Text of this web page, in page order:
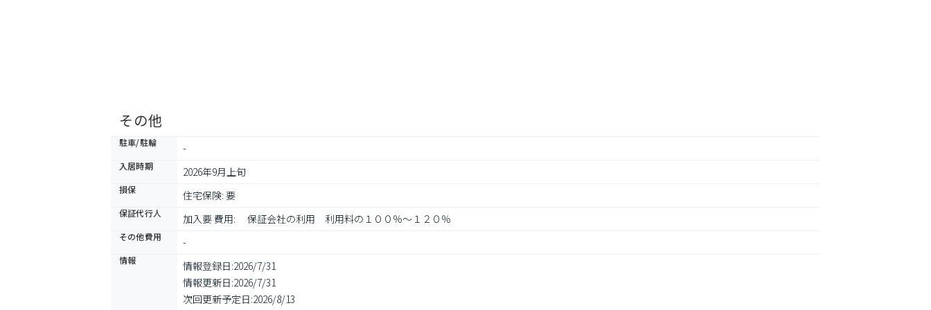
その他
駐車/駐輪 -
入居時期 2026年9月上旬
損保 住宅保険: 要
保証代行人 加入要 費用: 　保証会社の利用　利用料の１００％～１２０％
その他費用 -
情報 情報登録日:2026/7/31
情報更新日:2026/7/31
次回更新予定日:2026/8/13